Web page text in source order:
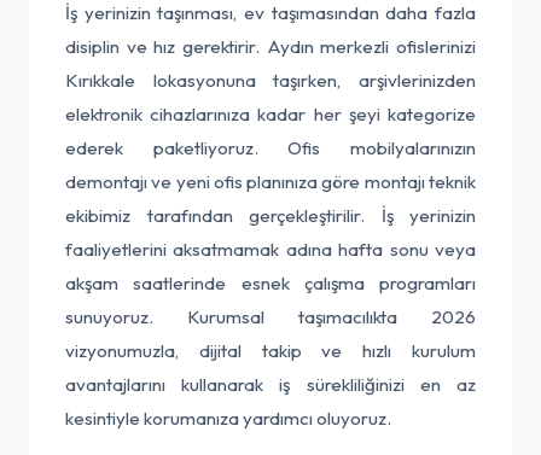
İş yerinizin taşınması, ev taşımasından daha fazla
disiplin ve hız gerektirir. Aydın merkezli ofislerinizi
Kırıkkale lokasyonuna taşırken, arşivlerinizden
elektronik cihazlarınıza kadar her şeyi kategorize
ederek paketliyoruz. Ofis mobilyalarınızın
demontajı ve yeni ofis planınıza göre montajı teknik
ekibimiz tarafından gerçekleştirilir. İş yerinizin
faaliyetlerini aksatmamak adına hafta sonu veya
akşam saatlerinde esnek çalışma programları
sunuyoruz. Kurumsal taşımacılıkta 2026
vizyonumuzla, dijital takip ve hızlı kurulum
avantajlarını kullanarak iş sürekliliğinizi en az
kesintiyle korumanıza yardımcı oluyoruz.